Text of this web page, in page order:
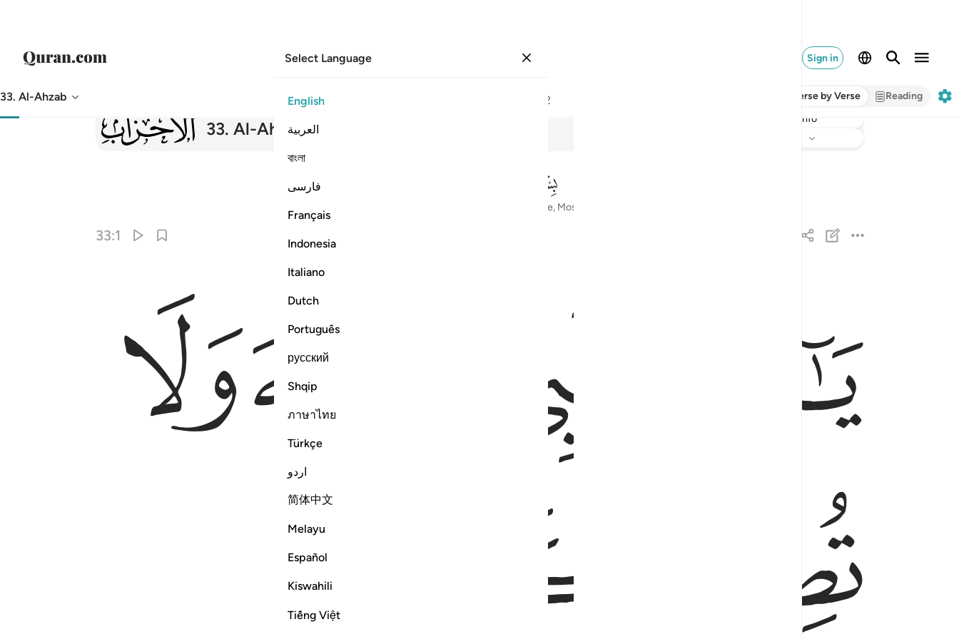
Sign in
Select Language
English
العربية
বাংলা
فارسی
Français
Indonesia
Italiano
Dutch
Português
русский
Shqip
ภาษาไทย
Türkçe
اردو
简体中文
Melayu
Español
Kiswahili
Tiếng Việt
33. Al-Ahzab 42 Verse by Verse Reading
033 33.Al-AhzabThe Combined Forces
Info
In the Name of Allah—the Most Compassionate, Most Merciful
33:1
ﱁ ﱂ ﱄﱅ
ﱆ
ﱇ